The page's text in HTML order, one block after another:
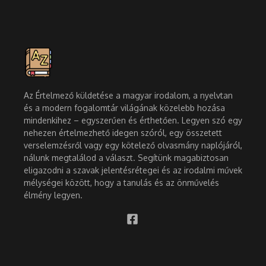
Az Értelmező küldetése a magyar irodalom, a nyelvtan
és a modern fogalomtár világának közelebb hozása
mindenkihez – egyszerűen és érthetően. Legyen szó egy
nehezen értelmezhető idegen szóról, egy összetett
verselemzésről vagy egy kötelező olvasmány naplójáról,
nálunk megtalálod a választ. Segítünk magabiztosan
eligazodni a szavak jelentésrétegei és az irodalmi művek
mélységei között, hogy a tanulás és az önművelés
élmény legyen.